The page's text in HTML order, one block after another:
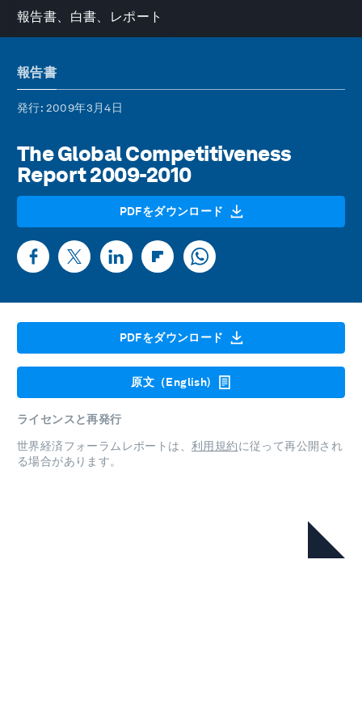
報告書、白書、レポート
報告書
発行: 2009年3月4日
The Global Competitiveness
Report 2009-2010
PDFをダウンロード
PDFをダウンロード
原文（English)
ライセンスと再発行
世界経済フォーラムレポートは、 利用規約に従って再公開され
る場合があります。